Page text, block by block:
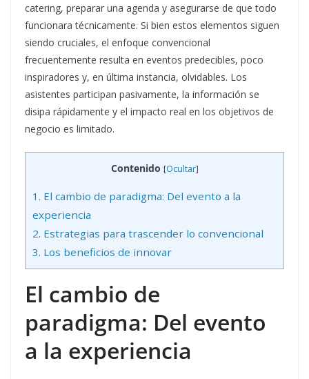
catering, preparar una agenda y asegurarse de que todo
funcionara técnicamente. Si bien estos elementos siguen
siendo cruciales, el enfoque convencional
frecuentemente resulta en eventos predecibles, poco
inspiradores y, en última instancia, olvidables. Los
asistentes participan pasivamente, la información se
disipa rápidamente y el impacto real en los objetivos de
negocio es limitado.
Contenido [Ocultar]
1. El cambio de paradigma: Del evento a la
experiencia
2. Estrategias para trascender lo convencional
3. Los beneficios de innovar
El cambio de
paradigma: Del evento
a la experiencia